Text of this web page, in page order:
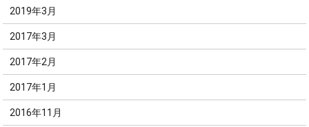
2019年3月
2017年3月
2017年2月
2017年1月
2016年11月